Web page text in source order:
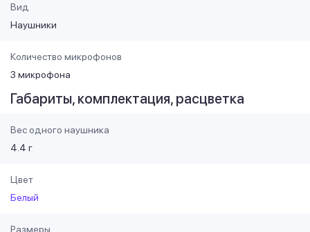
Вид
Наушники
Количество микрофонов
3 микрофона
Габариты, комплектация, расцветка
Вес одного наушника
4.4 г
Цвет
Белый
Размеры